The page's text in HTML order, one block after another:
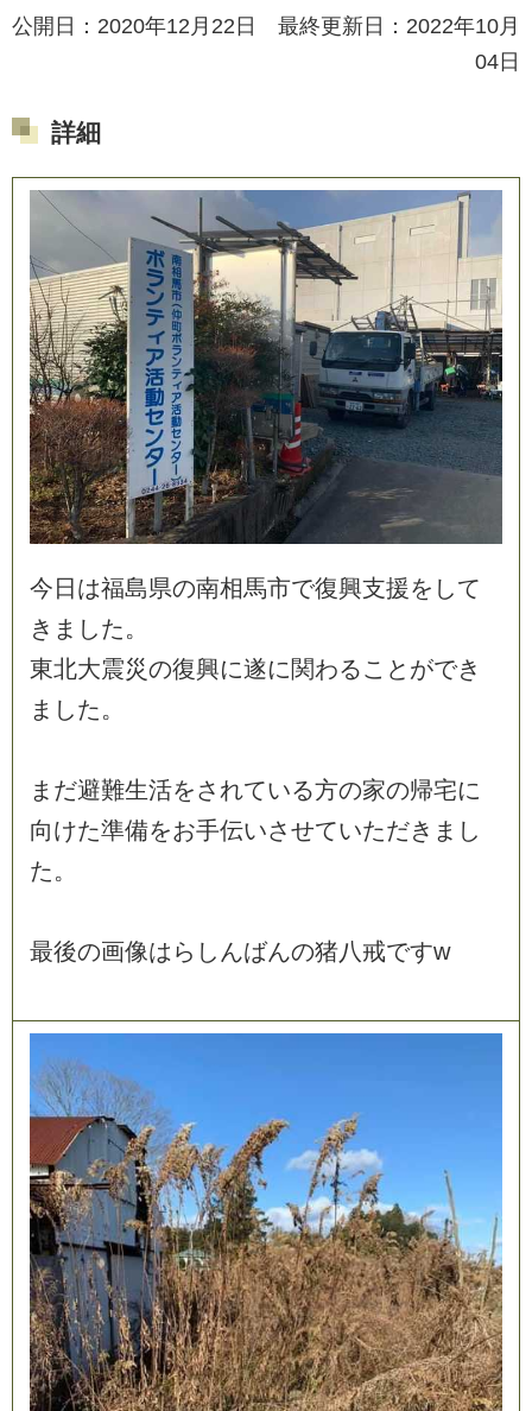
公開日：2020年12月22日 最終更新日：2022年10月
04日
詳細
今 日 は福島県の南相馬市で復興支援を して
き ま した。
東北大震災の復興に遂に関わるこ と ができ
ま した。
ま だ避難生活をさ れている方の家の帰宅に
向けた準備をお手伝いさせていただき ま し
た。
最後の画像は ら し んばんの猪八戒ですw